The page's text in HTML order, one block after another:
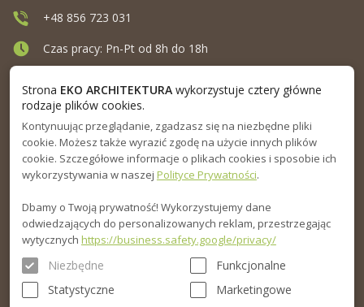
MENU
INFORMACJA
PORADNIK
+48 856 723 031
Czas pracy: Pn-Pt od 8h do 18h
Strona EKO ARCHITEKTURAwykorzystuje cztery główne
rodzaje plików cookies.
Kontynuując przeglądanie, zgadzasz się na niezbędne pliki
cookie. Możesz także wyrazić zgodę na użycie innych plików
cookie. Szczegółowe informacje o plikach cookies i sposobie ich
wykorzystywania w naszej Polityce Prywatności.
Dbamy o Twoją prywatność! Wykorzystujemy dane
odwiedzających do personalizowanych reklam, przestrzegając
wytycznych https://business.safety.google/privacy/
Niezbędne
Funkcjonalne
Statystyczne
Marketingowe